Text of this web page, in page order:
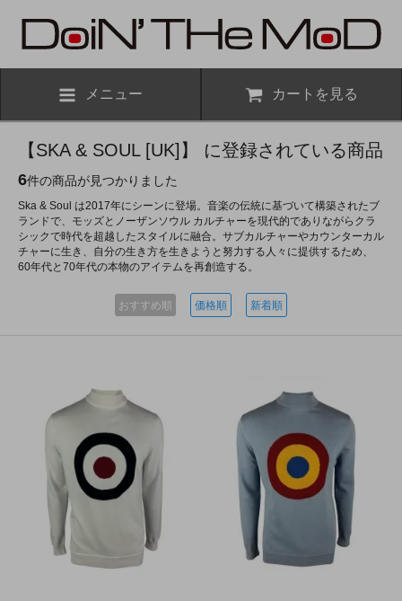
メニュー カートを見る
【SKA & SOUL [UK]】 に登録されている商品
6件の商品が見つかりました
Ska & Soul は2017年にシーンに登場。音楽の伝統に基づいて構築されたブ
ランドで、モッズとノーザンソウル カルチャーを現代的でありながらクラ
シックで時代を超越したスタイルに融合。サブカルチャーやカウンターカル
チャーに生き、自分の生き方を生きようと努力する人々に提供するため、
60年代と70年代の本物のアイテムを再創造する。
おすすめ順 価格順 新着順